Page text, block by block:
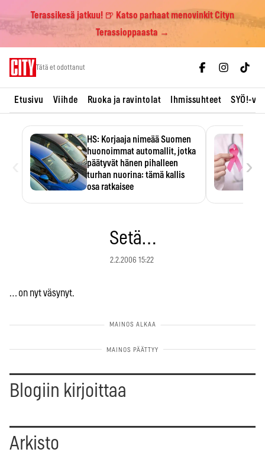
Terassikesä jatkuu! 🍺 Katso parhaat menovinkit Cityn
Terassioppaasta →
Tätä et odottanut
Etusivu Viihde Ruoka ja ravintolat Ihmissuhteet SYÖ!-
HS: Korjaaja nimeää Suomen
huonoimmat automallit, jotka
päätyvät hänen pihalleen
turhan nuorina: tämä kallis
osa ratkaisee
›
Setä…
2.2.2006 15:22
… on nyt väsynyt.
Blogiin kirjoittaa
Arkisto